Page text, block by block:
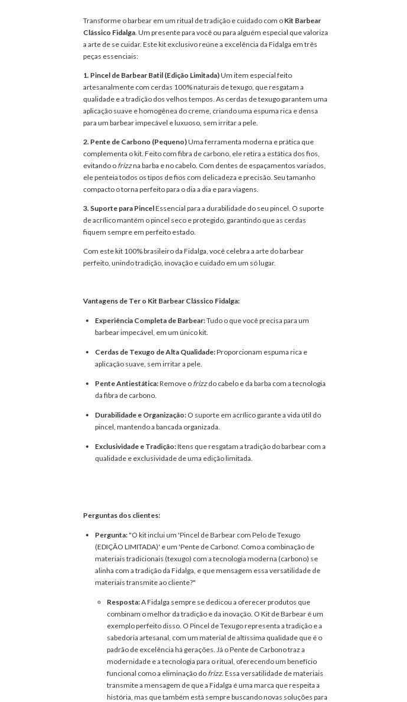
Transforme o barbear em um ritual de tradição e cuidado com o Kit Barbear
Clássico Fidalga. Um presente para você ou para alguém especial que valoriza
a arte de se cuidar. Este kit exclusivo reúne a excelência da Fidalga em três
peças essenciais:
1. Pincel de Barbear Batil (Edição Limitada)Um item especial feito
artesanalmente com cerdas 100% naturais de texugo, que resgatam a
qualidade e a tradição dos velhos tempos. As cerdas de texugo garantem uma
aplicação suave e homogênea do creme, criando uma espuma rica e densa
para um barbear impecável e luxuoso, sem irritar a pele.
2. Pente de Carbono (Pequeno)Uma ferramenta moderna e prática que
complementa o kit. Feito com fibra de carbono, ele retira a estática dos fios,
evitando o frizzna barba e no cabelo. Com dentes de espaçamentos variados,
ele penteia todos os tipos de fios com delicadeza e precisão. Seu tamanho
compacto o torna perfeito para o dia a dia e para viagens.
3. Suporte para PincelEssencial para a durabilidade do seu pincel. O suporte
de acrílico mantém o pincel seco e protegido, garantindo que as cerdas
fiquem sempre em perfeito estado.
Com este kit 100% brasileiro da Fidalga, você celebra a arte do barbear
perfeito, unindo tradição, inovação e cuidado em um só lugar.
Vantagens de Ter o Kit Barbear Clássico Fidalga:
Experiência Completa de Barbear:Tudo o que você precisa para um
barbear impecável, em um único kit.
Cerdas de Texugo de Alta Qualidade:Proporcionam espuma rica e
aplicação suave, sem irritar a pele.
Pente Antiestática:Remove o frizzdo cabelo e da barba com a tecnologia
da fibra de carbono.
Durabilidade e Organização: O suporte em acrílico garante a vida útil do
pincel, mantendo a bancada organizada.
Exclusividade e Tradição:Itens que resgatam a tradição do barbear com a
qualidade e exclusividade de uma edição limitada.
Perguntas dos clientes:
Pergunta:"O kit inclui um 'Pincel de Barbear com Pelo de Texugo
(EDIÇÃO LIMITADA)' e um 'Pente de Carbono'. Como a combinação de
materiais tradicionais (texugo) com a tecnologia moderna (carbono) se
alinha com a tradição da Fidalga, e que mensagem essa versatilidade de
materiais transmite ao cliente?"
Resposta:A Fidalga sempre se dedicou a oferecer produtos que
combinam o melhor da tradição e da inovação. O Kit de Barbear é um
exemplo perfeito disso. O Pincel de Texugo representa a tradição e a
sabedoria artesanal, com um material de altíssima qualidade que é o
padrão de excelência há gerações. Já o Pente de Carbono traz a
modernidade e a tecnologia para o ritual, oferecendo um benefício
funcional como a eliminação do frizz. Essa versatilidade de materiais
transmite a mensagem de que a Fidalga é uma marca que respeita a
história, mas que também está sempre buscando novas soluções para